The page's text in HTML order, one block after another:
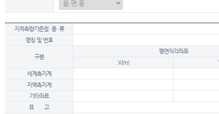
지적측량기준점 종 류
명칭 및 번호
구분
평면직각좌표
X(m)
세계측지계
지역측지계
기타좌표
표 고